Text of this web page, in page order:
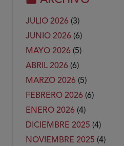
JULIO 2026 (3)
JUNIO 2026 (6)
MAYO 2026 (5)
ABRIL 2026 (6)
MARZO 2026 (5)
FEBRERO 2026 (6)
ENERO 2026 (4)
DICIEMBRE 2025 (4)
NOVIEMBRE 2025 (4)